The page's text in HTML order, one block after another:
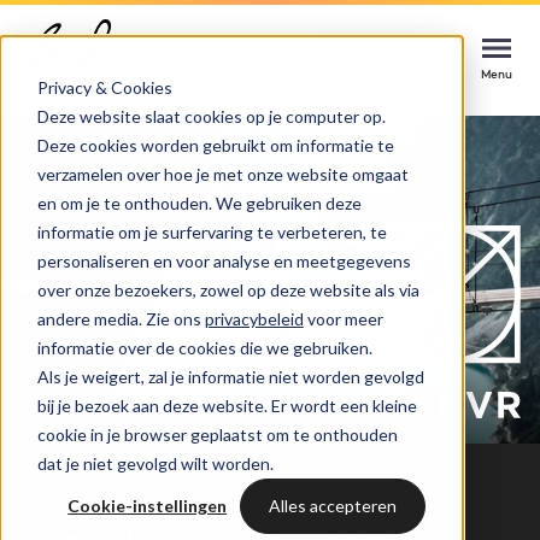
Privacy & Cookies
Deze website slaat cookies op je computer op.
Deze cookies worden gebruikt om informatie te
verzamelen over hoe je met onze website omgaat
en om je te onthouden. We gebruiken deze
informatie om je surfervaring te verbeteren, te
personaliseren en voor analyse en meetgegevens
over onze bezoekers, zowel op deze website als via
andere media. Zie ons privacybeleid voor meer
informatie over de cookies die we gebruiken.
Als je weigert, zal je informatie niet worden gevolgd
bij je bezoek aan deze website. Er wordt een kleine
cookie in je browser geplaatst om te onthouden
dat je niet gevolgd wilt worden.
Cookie-instellingen Alles accepteren
Menu
Menu
Services
HUBSPOT SERVICES
HubSpot implementatie
HubSpot automations
HubSpot integraties
HubSpot trainingen
Cases
Branches
Bright
WELKOM BIJ BRIGHT
Inspiratie
LAAT JE INSPIREREN
HubSpot
Menu
Could not loads results. Please refresh the